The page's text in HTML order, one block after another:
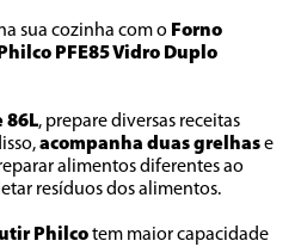
sua cozinha com o Forno
PFE85 Vidro Duplo
86L, prepare diversas receitas
acompanha duas grelhas
alimentos diferentes ao
resíduos dos alimentos.
Philco tem maior capacidade